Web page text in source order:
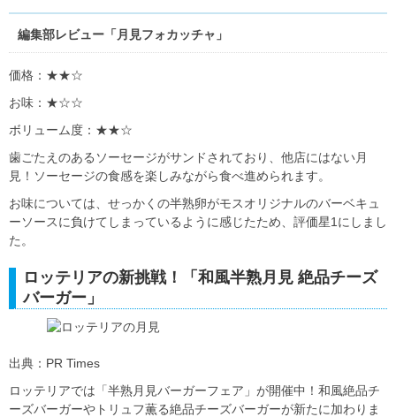
編集部レビュー「月見フォカッチャ」
価格：★★☆
お味：★☆☆
ボリューム度：★★☆
歯ごたえのあるソーセージがサンドされており、他店にはない月
見！ソーセージの食感を楽しみながら食べ進められます。
お味については、せっかくの半熟卵がモスオリジナルのバーベキュ
ーソースに負けてしまっているように感じたため、評価星1にしまし
た。
ロッテリアの新挑戦！「和風半熟月見 絶品チーズ
バーガー」
出典：PR Times
ロッテリアでは「半熟月見バーガーフェア」が開催中！和風絶品チ
ーズバーガーやトリュフ薫る絶品チーズバーガーが新たに加わりま